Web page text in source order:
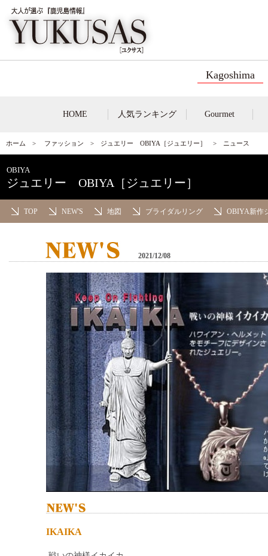
Kagoshima
HOME 人気ランキング Gourmet
ホーム > ファッション > ジュエリー OBIYA［ジュエリー］ > ニュース
OBIYA
ジュエリー OBIYA［ジュエリー］
TOP NEW'S 地図 ブライダルリング OBIYA新作
2021/12/08
IKAIKA